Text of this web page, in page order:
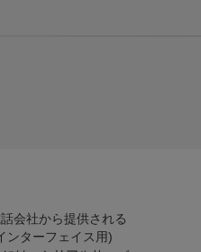
会社から提供される
ンターフェイス用)